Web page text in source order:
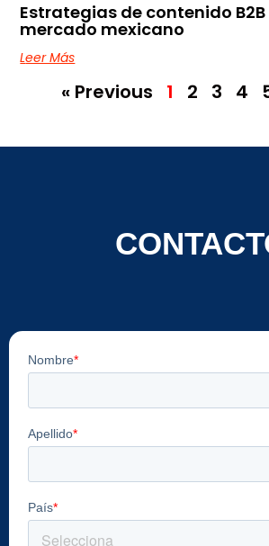
Estrategias de contenido
mercado mexicano
Leer Más
« Previous 1 2 3 4